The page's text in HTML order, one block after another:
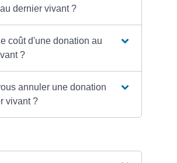
dernier vivant ?
coût d'une donation au
?
annuler une donation
vivant ?